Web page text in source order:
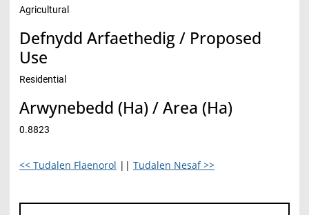
Agricultural
Defnydd Arfaethedig / Proposed
Use
Residential
Arwynebedd (Ha) / Area (Ha)
0.8823
<< Tudalen Flaenorol || Tudalen Nesaf >>